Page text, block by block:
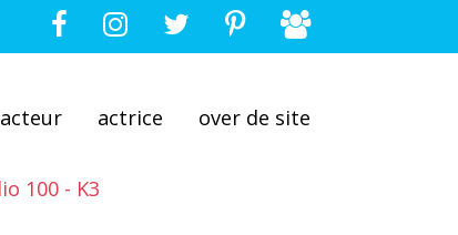
acteur actrice over de site